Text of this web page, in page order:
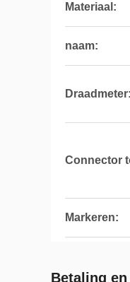
Materiaal:
naam:
Draadmeter:
Connector
Markeren:
Betaling